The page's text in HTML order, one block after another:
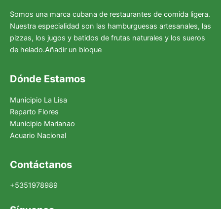
Somos una marca cubana de restaurantes de comida ligera.
Nuestra especialidad son las hamburguesas artesanales, las
pizzas, los jugos y batidos de frutas naturales y los sueros
de helado.Añadir un bloque
Dónde Estamos
Municipio La Lisa
Reparto Flores
Municipio Marianao
Acuario Nacional
Contáctanos
+5351978989
Facebook
Instagram
X